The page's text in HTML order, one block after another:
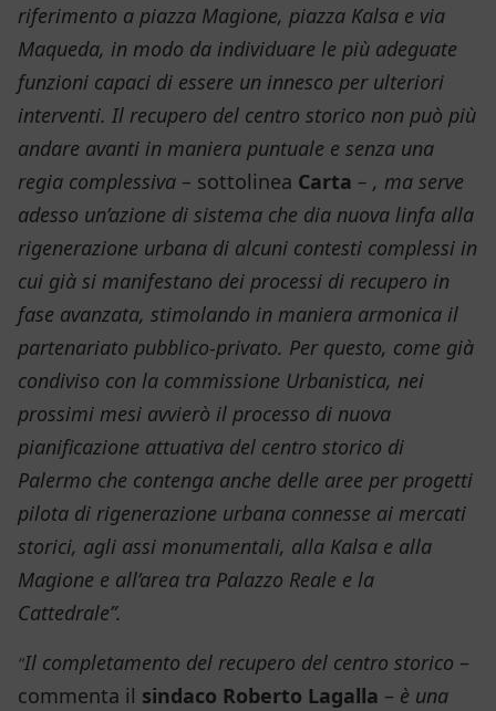
riferimento a piazza Magione, piazza Kalsa e via
Maqueda, in modo da individuare le più adeguate
funzioni capaci di essere un innesco per ulteriori
interventi. Il recupero del centro storico non può più
andare avanti in maniera puntuale e senza una
regia complessiva – sottolinea Carta – , ma serve
adesso un’azione di sistema che dia nuova linfa alla
rigenerazione urbana di alcuni contesti complessi in
cui già si manifestano dei processi di recupero in
fase avanzata, stimolando in maniera armonica il
partenariato pubblico-privato. Per questo, come già
condiviso con la commissione Urbanistica, nei
prossimi mesi avvierò il processo di nuova
pianificazione attuativa del centro storico di
Palermo che contenga anche delle aree per progetti
pilota di rigenerazione urbana connesse ai mercati
storici, agli assi monumentali, alla Kalsa e alla
Magione e all’area tra Palazzo Reale e la
Cattedrale”.
“Il completamento del recupero del centro storico –
commenta il sindaco Roberto Lagalla – è una